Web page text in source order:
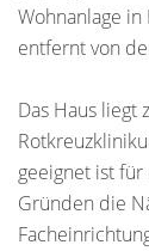
Wohnanlage
entfernt von
Das Haus liegt
geeignet ist
Gründen die